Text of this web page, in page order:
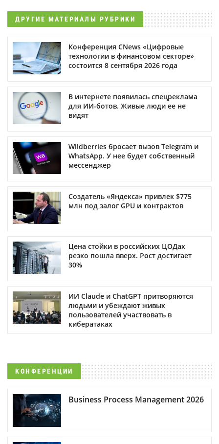
ДРУГИЕ МАТЕРИАЛЫ РУБРИКИ
Конференция CNews «Цифровые
технологии в финансовом секторе»
состоится 8 сентября 2026 года
В интернете появилась спецреклама
для ИИ-ботов. Живые люди ее не
видят
Wildberries бросает вызов Telegram и
WhatsApp. У нее будет собственный
мессенджер
Создатель «Яндекса» привлек $775
млн под залог GPU и контрактов
Цена стойки в российских ЦОДах
резко пошла вверх. Рост достигает
30%
ИИ Claude и ChatGPT притворяются
людьми и убеждают живых
пользователей участвовать в
кибератаках
КОНФЕРЕНЦИИ
Business Process Management 2026